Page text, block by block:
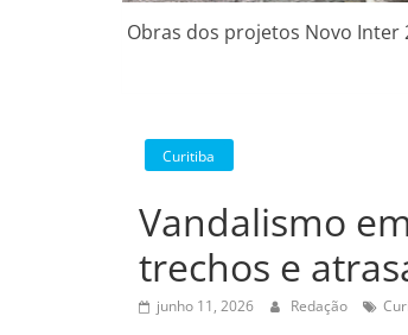
Obras dos projetos Novo Inter
Curitiba
Vandalismo
trechos e
junho 11, 2026 Redação